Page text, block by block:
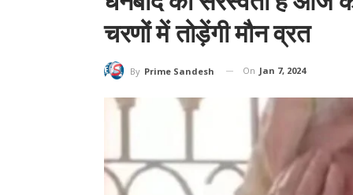
चरणों में तोड़ेंगी मौन व्रत
By Prime Sandesh On Jan 7, 2024